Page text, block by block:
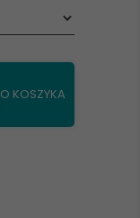
KOSZYKA